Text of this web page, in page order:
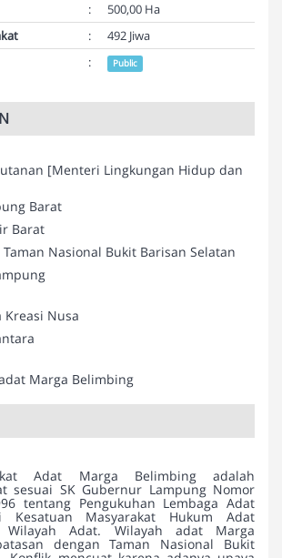
:
500,00 Ha
:
492 Jiwa
: Public
[Menteri Lingkungan Hidup dan
Barat
Barat
Taman Nasional Bukit Barisan Selatan
Kreasi Nusa
Marga Belimbing
Adat Marga Belimbing adalah
sesuai SK Gubernur Lampung Nomor
tentang Pengukuhan Lembaga Adat
Kesatuan Masyarakat Hukum Adat
Wilayah Adat. Wilayah adat Marga
dengan Taman Nasional Bukit